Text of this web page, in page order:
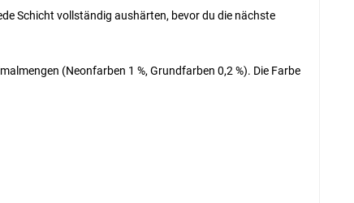
Schicht vollständig aushärten, bevor du die nächste
(Neonfarben 1 %, Grundfarben 0,2 %). Die Farbe